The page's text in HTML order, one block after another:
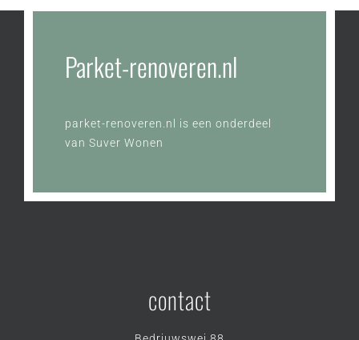
Parket-renoveren.nl
parket-renoveren.nl is een onderdeel
van Suver Wonen
contact